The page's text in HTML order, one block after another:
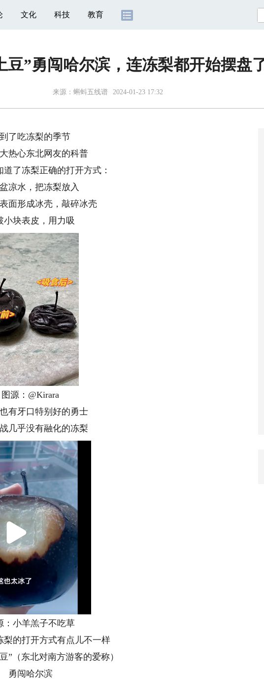
文化 科技 教育
豆”勇闯哈尔滨，连冻梨都开始摆盘
来源： 蝌蚪五线谱 2024-01-23 17:32
吃冻梨的季节
心东北网友的科普
冻梨正确的打开方式：
水，把冻梨放入
形成冰壳，敲碎冰壳
表皮，用力吸
：@Kirara
牙口特别好的勇士
乎没有融化的冻梨
羊羔子不吃草
打开方式有点儿不一样
东北对南方游客的爱称）
闯哈尔滨